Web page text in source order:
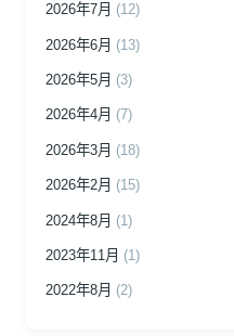
2026年7月 (12)
2026年6月 (13)
2026年5月 (3)
2026年4月 (7)
2026年3月 (18)
2026年2月 (15)
2024年8月 (1)
2023年11月 (1)
2022年8月 (2)